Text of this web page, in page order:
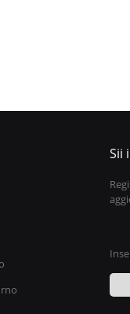
Sii